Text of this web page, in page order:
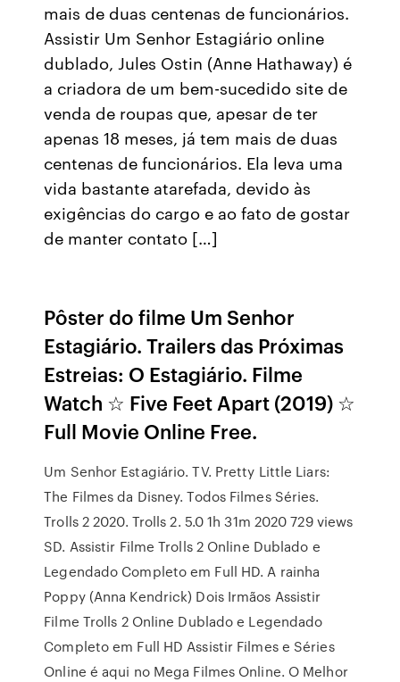
mais de duas centenas de funcionários.
Assistir Um Senhor Estagiário online
dublado, Jules Ostin (Anne Hathaway) é
a criadora de um bem-sucedido site de
venda de roupas que, apesar de ter
apenas 18 meses, já tem mais de duas
centenas de funcionários. Ela leva uma
vida bastante atarefada, devido às
exigências do cargo e ao fato de gostar
de manter contato […]
Pôster do filme Um Senhor
Estagiário. Trailers das Próximas
Estreias: O Estagiário. Filme
Watch ☆ Five Feet Apart (2019) ☆
Full Movie Online Free.
Um Senhor Estagiário. TV. Pretty Little Liars:
The Filmes da Disney. Todos Filmes Séries.
Trolls 2 2020. Trolls 2. 5.0 1h 31m 2020 729 views
SD. Assistir Filme Trolls 2 Online Dublado e
Legendado Completo em Full HD. A rainha
Poppy (Anna Kendrick) Dois Irmãos Assistir
Filme Trolls 2 Online Dublado e Legendado
Completo em Full HD Assistir Filmes e Séries
Online é aqui no Mega Filmes Online. O Melhor